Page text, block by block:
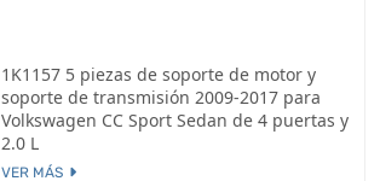
1K1157 5 piezas de soporte de motor y
soporte de transmisión 2009-2017 para
Volkswagen CC Sport Sedan de 4 puertas y
2.0 L
VER MÁS